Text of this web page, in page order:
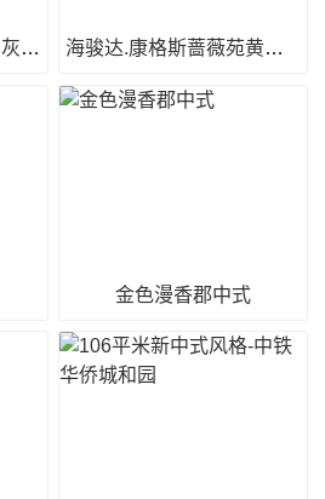
160pm高品质装修，黑灰美凸显高品味 海骏达.康格斯蔷薇苑黄小姐
金色漫香郡中式